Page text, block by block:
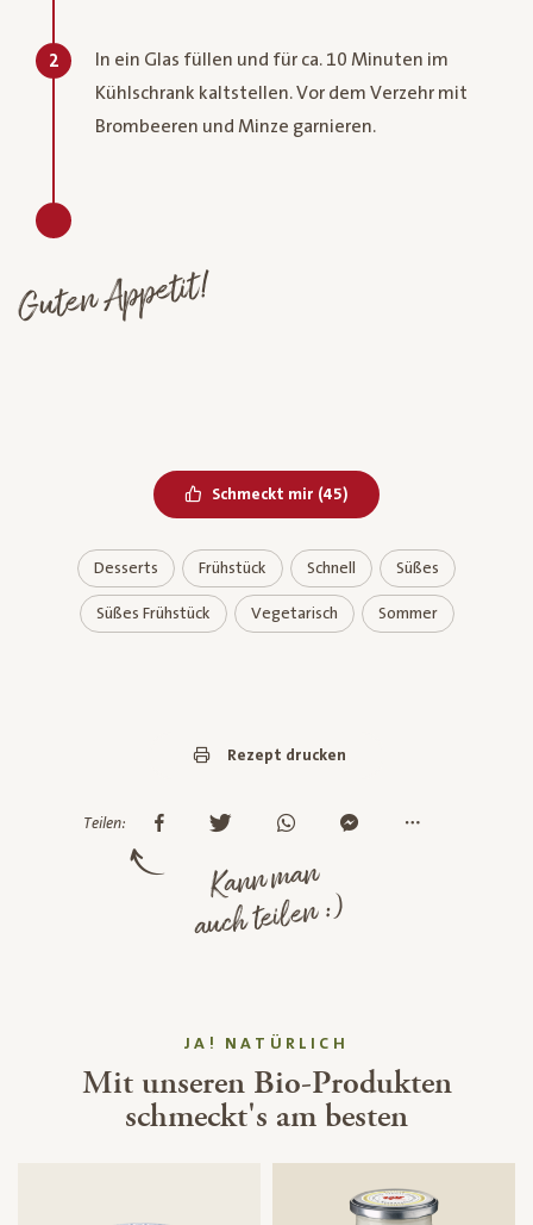
2
In ein Glas füllen und für ca. 10 Minuten im
Kühlschrank kaltstellen. Vor dem Verzehr mit
Brombeeren und Minze garnieren.
Guten Appetit!
Schmeckt mir Bereits geliked
(45)
Desserts Frühstück Schnell Süßes
Süßes Frühstück Vegetarisch Sommer
Rezept drucken
Teilen:
Kann man
auch teilen :)
JA! NATÜRLICH
Mit unseren Bio-Produkten
schmeckt's am besten